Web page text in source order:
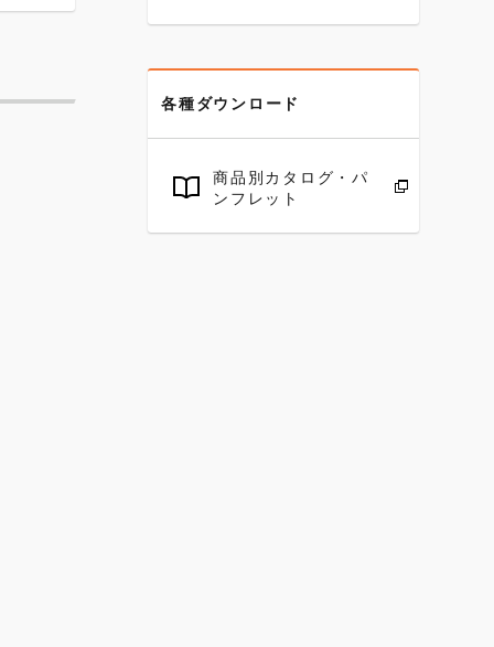
各種ダウンロード
商品別カタログ・パ
ンフレット